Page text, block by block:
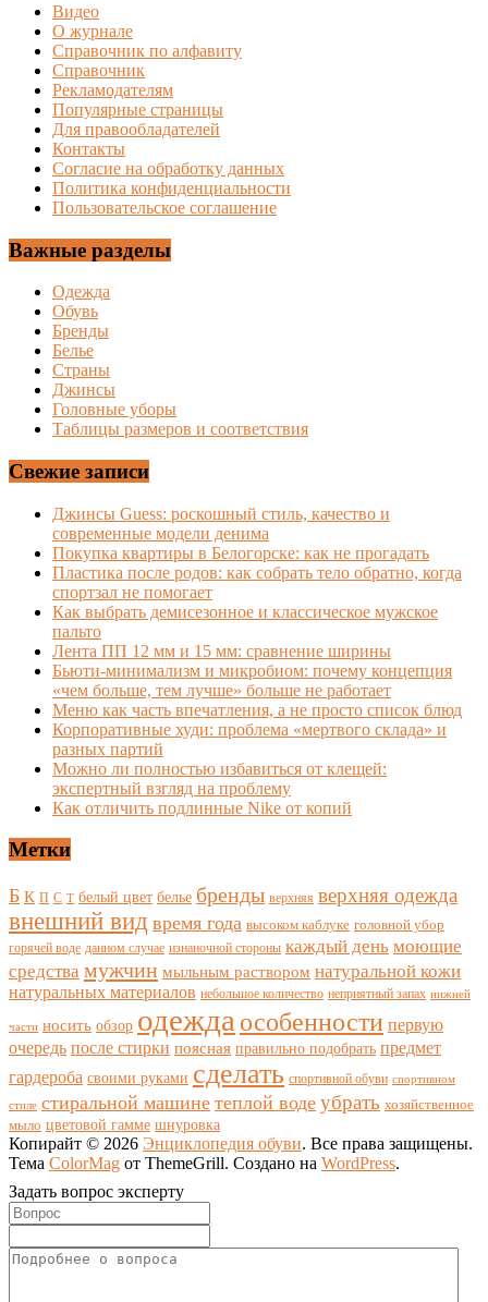
Видео
О журнале
Справочник по алфавиту
Справочник
Рекламодателям
Популярные страницы
Для правообладателей
Контакты
Согласие на обработку данных
Политика конфиденциальности
Пользовательское соглашение
Важные разделы
Одежда
Обувь
Бренды
Белье
Страны
Джинсы
Головные уборы
Таблицы размеров и соответствия
Свежие записи
Джинсы Guess: роскошный стиль, качество и
современные модели денима
Покупка квартиры в Белогорске: как не прогадать
Пластика после родов: как собрать тело обратно, когда
спортзал не помогает
Как выбрать демисезонное и классическое мужское
пальто
Лента ПП 12 мм и 15 мм: сравнение ширины
Бьюти-минимализм и микробиом: почему концепция
«чем больше, тем лучше» больше не работает
Меню как часть впечатления, а не просто список блюд
Корпоративные худи: проблема «мертвого склада» и
разных партий
Можно ли полностью избавиться от клещей:
экспертный взгляд на проблему
Как отличить подлинные Nike от копий
Метки
Б К П С Т белый цвет белье бренды верхняя верхняя одежда
внешний вид время года высоком каблуке головной убор
горячей воде данном случае изнаночной стороны каждый день моющие
средства мужчин мыльным раствором натуральной кожи
натуральных материалов небольшое количество неприятный запах нижней
части носить обзор одежда особенности первую
очередь после стирки поясная правильно подобрать предмет
гардероба своими руками сделать спортивной обуви спортивном
стиле стиральной машине теплой воде убрать хозяйственное
мыло цветовой гамме шнуровка
Копирайт © 2026 Энциклопедия обуви. Все права защищены.
Тема ColorMag от ThemeGrill. Создано на WordPress.
Задать вопрос эксперту